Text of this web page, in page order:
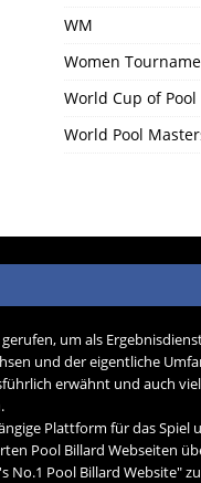
WM
Women
World Cup of Pool
World Pool
um als
und der eigentliche
erwähnt und auch
Plattform für das Spiel
Pool Billard Webseiten
Pool Billard Website"